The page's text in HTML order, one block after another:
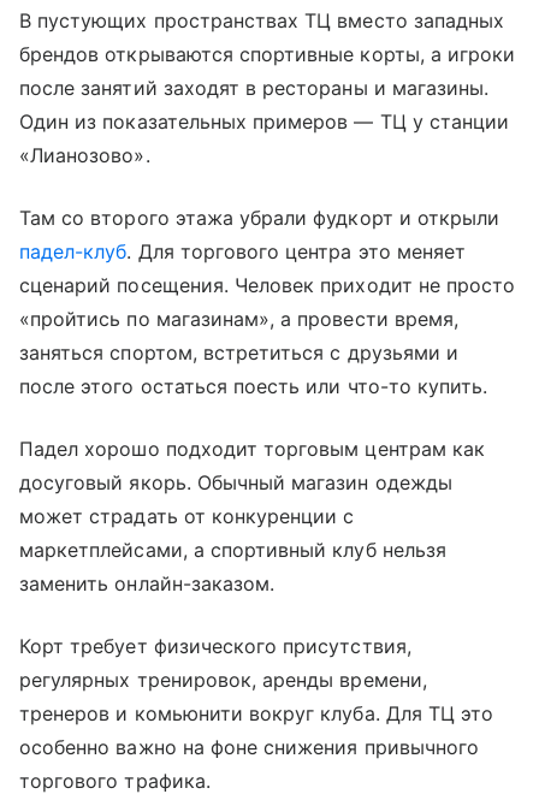
В пустующих пространствах ТЦ вместо западных
брендов открываются спортивные корты, а игроки
после занятий заходят в рестораны и магазины.
Один из показательных примеров — ТЦ у станции
«Лианозово».
Там со второго этажа убрали фудкорт и открыли
падел-клуб. Для торгового центра это меняет
сценарий посещения. Человек приходит не просто
«пройтись по магазинам», а провести время,
заняться спортом, встретиться с друзьями и
после этого остаться поесть или что-то купить.
Падел хорошо подходит торговым центрам как
досуговый якорь. Обычный магазин одежды
может страдать от конкуренции с
маркетплейсами, а спортивный клуб нельзя
заменить онлайн-заказом.
Корт требует физического присутствия,
регулярных тренировок, аренды времени,
тренеров и комьюнити вокруг клуба. Для ТЦ это
особенно важно на фоне снижения привычного
торгового трафика.